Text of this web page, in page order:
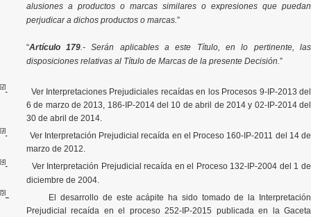
alusiones a productos o marcas similares o expresiones que puedan
perjudicar a dichos productos o marcas. ”
“Artículo 179 .- Serán aplicables a este Título, en lo pertinente, las
disposiciones relativas al Título de Marcas de la presente Decisión. ”
[2]
Ver Interpretaciones Prejudiciales recaídas en los Procesos 9-IP-2013 del
6 de marzo de 2013, 186-IP-2014 del 10 de abril de 2014 y 02-IP-2014 del
30 de abril de 2014.
[3]
Ver Interpretación Prejudicial recaída en el Proceso 160-IP-2011 del 14 de
marzo de 2012.
[4]
Ver Interpretación Prejudicial recaída en el Proceso 132-IP-2004 del 1 de
diciembre de 2004.
[5]
El desarrollo de este acápite ha sido tomado de la Interpretación
Prejudicial recaída en el proceso 252-IP-2015 publicada en la Gaceta